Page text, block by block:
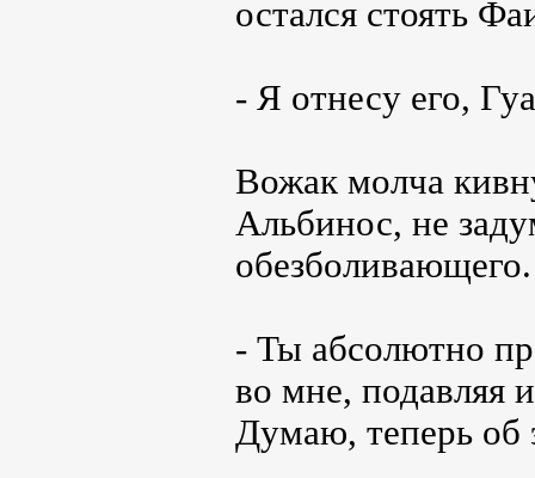
остался стоять
- Я отнесу его,
Вожак молча
Альбинос, не
обезболивающего.
- Ты абсолютно
во мне, подавляя
Думаю, теперь об